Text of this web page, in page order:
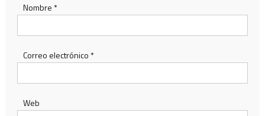
Nombre *
Correo electrónico *
Web